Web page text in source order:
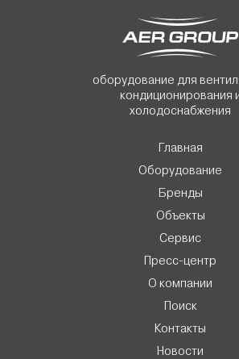
оборудование для
кондиционирования
холодоснабжения
Главная
Оборудование
Бренды
Объекты
Сервис
Пресс-центр
О компании
Поиск
Контакты
Новости